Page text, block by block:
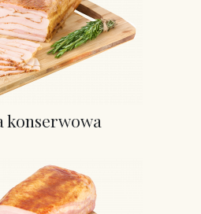
konserwowa